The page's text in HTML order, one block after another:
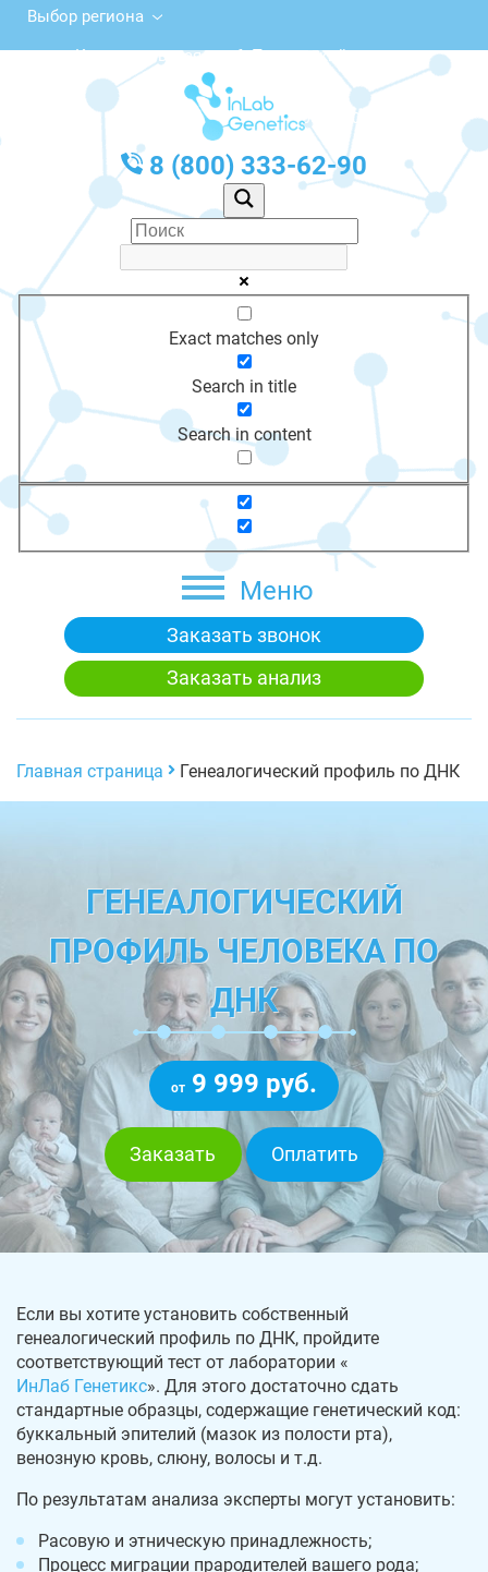
Выбор региона
Комсомольская ул., 6, Пионерский
с 10:00 до 20:00
График работы: Пн-Пт с 10:00 до 20:00
8 (800) 333-62-90
Exact matches only
Search in title
Search in content
Меню
Заказать звонок
Заказать анализ
Главная страница Генеалогический профиль по ДНК
ГЕНЕАЛОГИЧЕСКИЙ
ПРОФИЛЬ ЧЕЛОВЕКА ПО
ДНК
от 9 999 руб.
Заказать Оплатить
Если вы хотите установить собственный
генеалогический профиль по ДНК, пройдите
соответствующий тест от лаборатории «
ИнЛаб Генетикс». Для этого достаточно сдать
стандартные образцы, содержащие генетический код:
буккальный эпителий (мазок из полости рта),
венозную кровь, слюну, волосы и т.д.
По результатам анализа эксперты могут установить:
Расовую и этническую принадлежность;
Процесс миграции прародителей вашего рода;